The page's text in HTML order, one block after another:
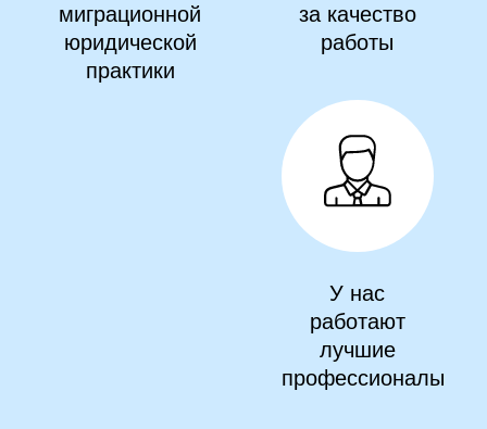
миграционной
юридической
практики
за качество
работы
У нас
работают
лучшие
профессионалы